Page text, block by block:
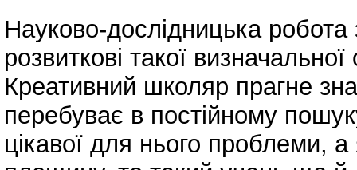
Науково-дослідницька робота
розвиткові такої
Креативний школяр прагне
перебуває в постійному
цікавої для нього проблеми,